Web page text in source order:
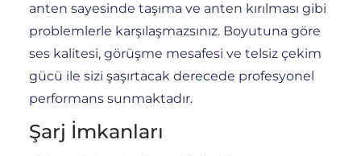
anten sayesinde taşıma ve anten kırılması gibi
problemlerle karşılaşmazsınız. Boyutuna göre
ses kalitesi, görüşme mesafesi ve telsiz çekim
gücü ile sizi şaşırtacak derecede profesyonel
performans sunmaktadır.
Şarj İmkanları